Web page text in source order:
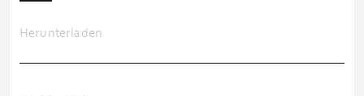
Herunterladen